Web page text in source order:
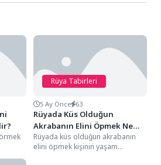
Rüya Tabirleri
5 Ay Önce 63
Rüyada Küs Olduğun
Akrabanın Elini Öpmek Ne
Anlama Gelir?
Rüyada küs olduğun akrabanın
elini öpmek kişinin yaşam